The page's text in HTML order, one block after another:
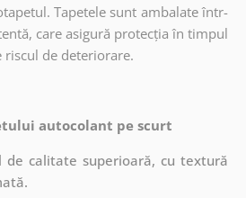
Tapetele sunt ambalate într-
care asigură protecția în timpul
de deteriorare.
autocolant pe scurt
calitate superioară, cu textură